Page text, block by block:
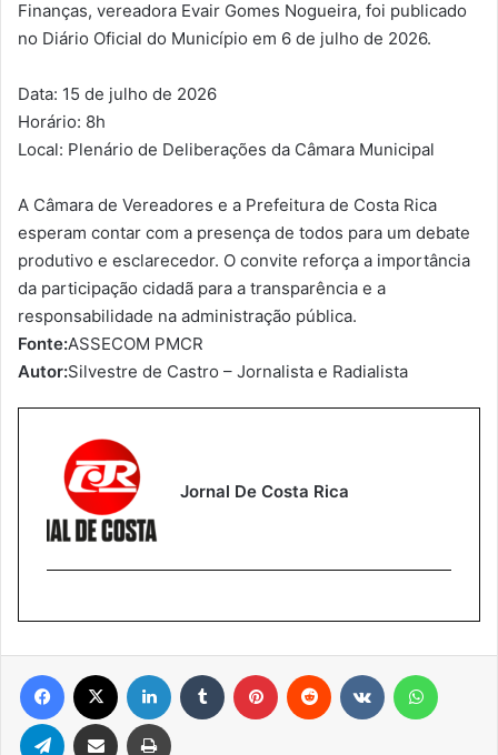
Finanças, vereadora Evair Gomes Nogueira, foi publicado
no Diário Oficial do Município em 6 de julho de 2026.
Data: 15 de julho de 2026
Horário: 8h
Local: Plenário de Deliberações da Câmara Municipal
A Câmara de Vereadores e a Prefeitura de Costa Rica
esperam contar com a presença de todos para um debate
produtivo e esclarecedor. O convite reforça a importância
da participação cidadã para a transparência e a
responsabilidade na administração pública.
Fonte:ASSECOM PMCR
Autor:Silvestre de Castro – Jornalista e Radialista
Jornal De Costa Rica
Facebook Linkedin Tumblr Pinterest Reddit
Telegram Compartilhar via e-mail Imprimir